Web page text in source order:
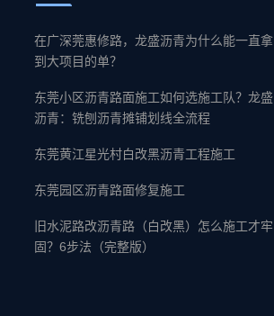
在广深莞惠修路，龙盛沥青为什么能一直拿
到大项目的单？
东莞小区沥青路面施工如何选施工队？龙盛
沥青：铣刨沥青摊铺划线全流程
东莞黄江星光村白改黑沥青工程施工
东莞园区沥青路面修复施工
旧水泥路改沥青路（白改黑）怎么施工才牢
固？6步法（完整版）